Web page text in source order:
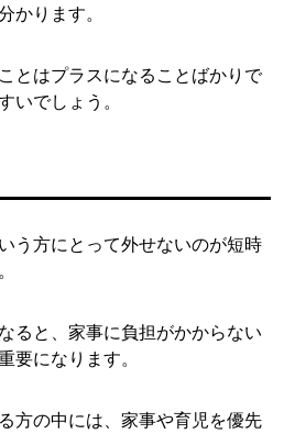
かります。
とはプラスになることばかりで
いでしょう。
う方にとって外せないのが短時
ると、家事に負担がかからない
要になります。
方の中には、家事や育児を優先